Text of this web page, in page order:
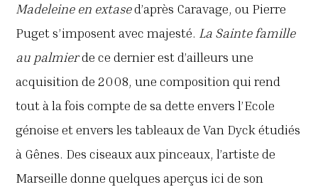
Madeleine en extased’après Caravage, ou Pierre
Puget s’imposent avec majesté. La Sainte famille
au palmierde ce dernier est d’ailleurs une
acquisition de 2008, une composition qui rend
tout à la fois compte de sa dette envers l’Ecole
génoise et envers les tableaux de Van Dyck étudiés
à Gênes. Des ciseaux aux pinceaux, l’artiste de
Marseille donne quelques aperçus ici de son